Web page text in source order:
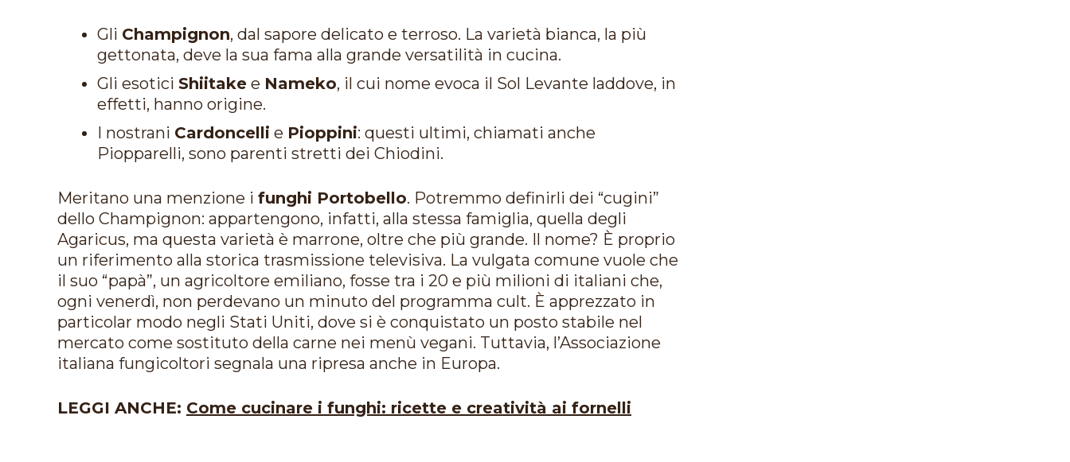
Gli Champignon, dal sapore delicato e terroso. La varietà bianca, la più
gettonata, deve la sua fama alla grande versatilità in cucina.
Gli esotici Shiitake e Nameko, il cui nome evoca il Sol Levante laddove, in
effetti, hanno origine.
I nostrani Cardoncelli e Pioppini: questi ultimi, chiamati anche
Piopparelli, sono parenti stretti dei Chiodini.
Meritano una menzione i funghi Portobello. Potremmo definirli dei “cugini”
dello Champignon: appartengono, infatti, alla stessa famiglia, quella degli
Agaricus, ma questa varietà è marrone, oltre che più grande. Il nome? È proprio
un riferimento alla storica trasmissione televisiva. La vulgata comune vuole che
il suo “papà”, un agricoltore emiliano, fosse tra i 20 e più milioni di italiani che,
ogni venerdì, non perdevano un minuto del programma cult. È apprezzato in
particolar modo negli Stati Uniti, dove si è conquistato un posto stabile nel
mercato come sostituto della carne nei menù vegani. Tuttavia, l’Associazione
italiana fungicoltori segnala una ripresa anche in Europa.
LEGGI ANCHE: Come cucinare i funghi: ricette e creatività ai fornelli